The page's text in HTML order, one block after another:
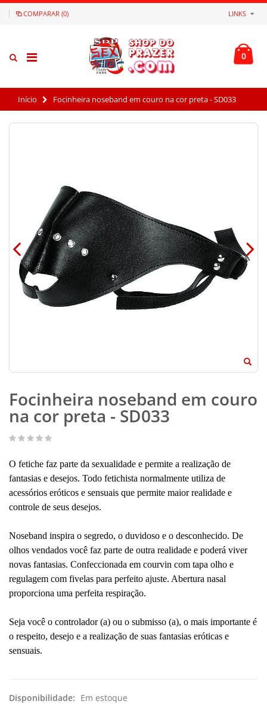
COMPARAR (0) LINKS
0
Início Focinheira noseband em couro na cor preta - SD033
Focinheira noseband em couro
na cor preta - SD033
O fetiche faz parte da sexualidade e permite a realização de
fantasias e desejos. Todo fetichista normalmente utiliza de
acessórios eróticos e sensuais que permite maior realidade e
controle de seus desejos.
Noseband inspira o segredo, o duvidoso e o desconhecido. De
olhos vendados você faz parte de outra realidade e poderá viver
novas fantasias. Confeccionada em courvin com tapa olho e
regulagem com fivelas para perfeito ajuste. Abertura nasal
proporciona uma perfeita respiração.
Seja você o controlador (a) ou o submisso (a), o mais importante é
o respeito, desejo e a realização de suas fantasias eróticas e
sensuais.
Disponibilidade: Em estoque